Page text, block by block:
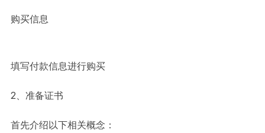
购买信息
填写付款信息进行购买
2、准备证书
首先介绍以下相关概念：